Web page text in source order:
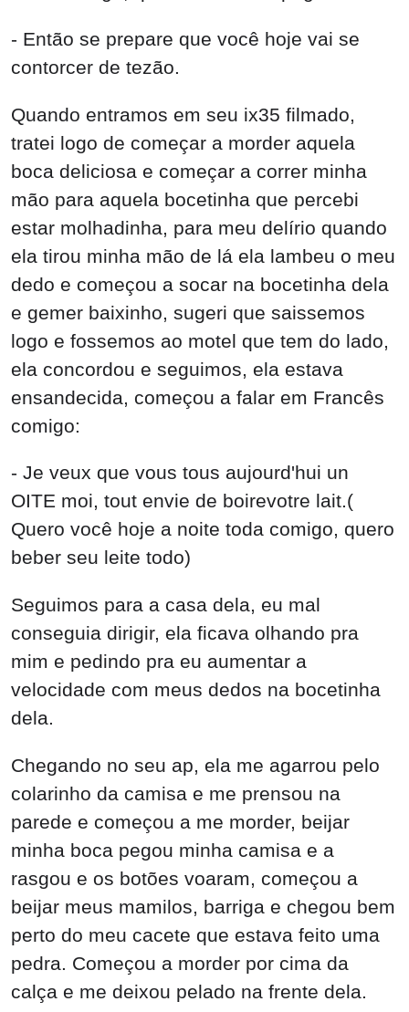
Chegando no seu ap, ela me agarrou pelo
colarinho da camisa e me prensou na
parede e começou a me morder, beijar
minha boca pegou minha camisa e a
rasgou e os botões voaram, começou a
beijar meus mamilos, barriga e chegou bem
perto do meu cacete que estava feito uma
pedra. Começou a morder por cima da
calça e me deixou pelado na frente dela.